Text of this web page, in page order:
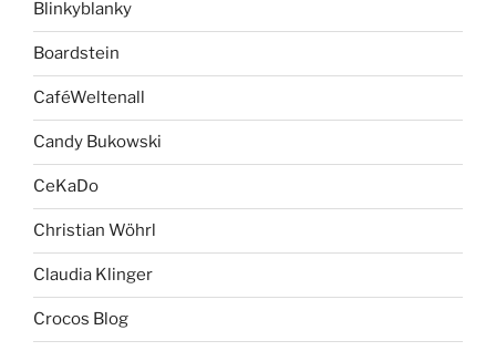
Blinkyblanky
Boardstein
CaféWeltenall
Candy Bukowski
CeKaDo
Christian Wöhrl
Claudia Klinger
Crocos Blog